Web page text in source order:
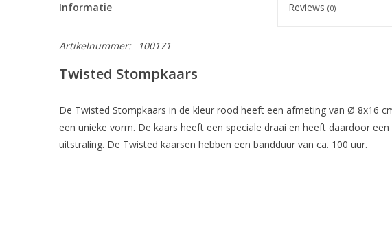
Informatie Reviews(0)
Artikelnummer: 100171
Twisted Stompkaars
De Twisted Stompkaars in de kleur rood heeft een afmeting van Ø 8x16
een unieke vorm. De kaars heeft een speciale draai en heeft daardoor
uitstraling. De Twisted kaarsen hebben een bandduur van ca. 100 uur.